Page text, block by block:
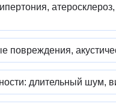
повреждения,
длительный шум,